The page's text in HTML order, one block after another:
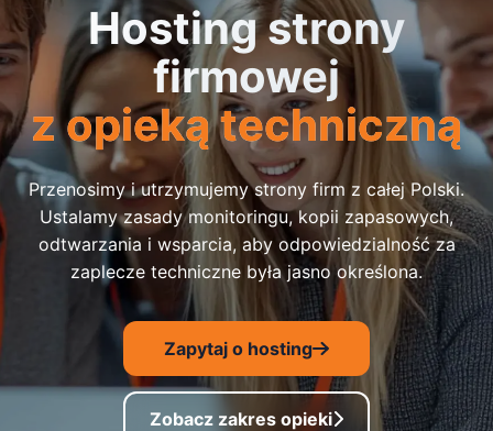
Hosting strony
firmowej
z opieką techniczną
Przenosimy i utrzymujemy strony firm z całej Polski.
Ustalamy zasady monitoringu, kopii zapasowych,
odtwarzania i wsparcia, aby odpowiedzialność za
zaplecze techniczne była jasno określona.
Zapytaj o hosting
Zobacz zakres opieki